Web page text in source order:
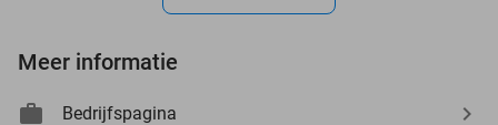
Meer informatie
Bedrijfspagina